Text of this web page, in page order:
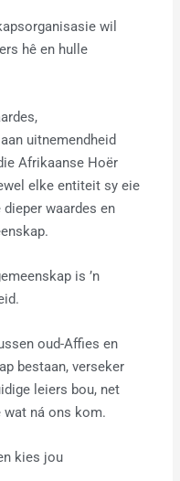
wil
hê en hulle
uitnemendheid
Afrikaanse Hoër
elke entiteit sy eie
waardes en
is ’n
oud-Affies en
bestaan, verseker
leiers bou, net
ná ons kom.
kies jou